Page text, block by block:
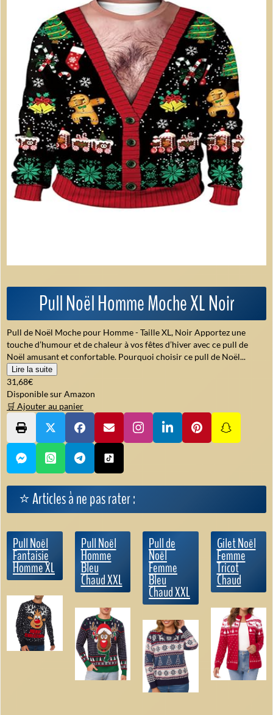
Pull Noël Homme Moche XL Noir
Pull de Noël Moche pour Homme - Taille XL, Noir Apportez une
touche d’humour et de chaleur à vos fêtes d’hiver avec ce pull de
Noël amusant et confortable. Pourquoi choisir ce pull de Noël...
Lire la suite
31,68€
Disponible sur Amazon
🛒 Ajouter au panier
⭐ Articles à ne pas rater :
Pull Noël
Fantaisie
Homme XL
Pull Noël
Homme
Bleu
Chaud XXL
Pull de
Noël
Femme
Bleu
Chaud XXL
Gilet Noël
Femme
Tricot
Chaud